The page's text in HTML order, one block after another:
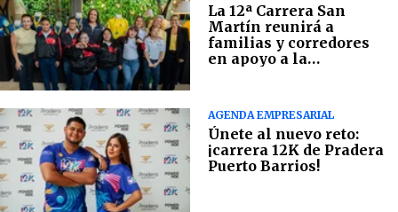
La 12ª Carrera San
Martín reunirá a
familias y corredores
en apoyo a la
AGENDA EMPRESARIAL
Únete al nuevo reto:
¡carrera 12K de Pradera
Puerto Barrios!